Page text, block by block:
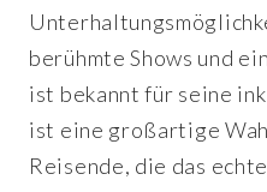
berühmte Shows und
ist bekannt für seine
ist eine großartige
Reisende, die das